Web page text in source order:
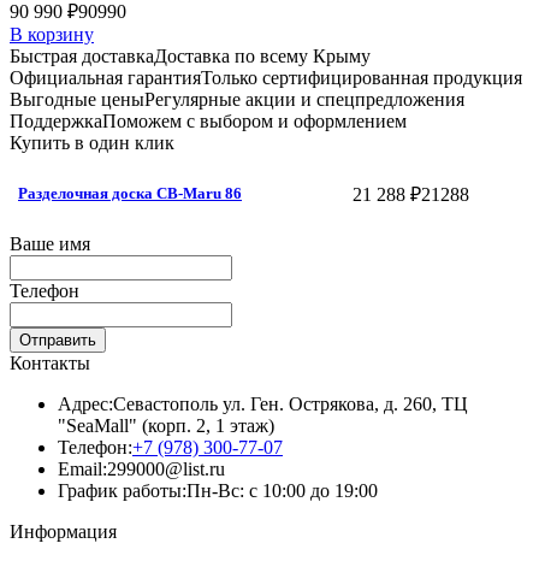
90 990 ₽90990
В корзину
Быстрая доставкаДоставка по всему Крыму
Официальная гарантияТолько сертифицированная продукция
Выгодные ценыРегулярные акции и спецпредложения
ПоддержкаПоможем с выбором и оформлением
Купить в один клик
Разделочная доска CB-Maru 86 21 288 ₽21288
Ваше имя
Телефон
Отправить
Контакты
Адрес:Севастополь ул. Ген. Острякова, д. 260, ТЦ
"SeaMall" (корп. 2, 1 этаж)
Телефон:+7 (978) 300-77-07
Email:299000@list.ru
График работы:Пн-Вс: с 10:00 до 19:00
Информация